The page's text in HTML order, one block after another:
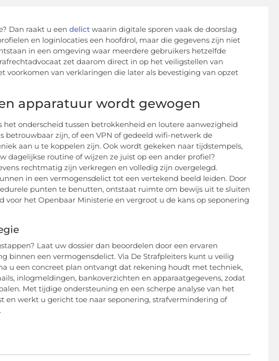
Dan raakt u een delict waarin digitale sporen vaak de doorslag
en loginlocaties een hoofdrol, maar die gegevens zijn niet
in een omgeving waar meerdere gebruikers hetzelfde
zet daarom direct in op het veiligstellen van
voorkomen van verklaringen die later als bevestiging van opzet
apparatuur wordt gewogen
onderscheid tussen betrokkenheid en loutere aanwezigheid
betrouwbaar zijn, of een VPN of gedeeld wifi-netwerk de
aan u te koppelen zijn. Ook wordt gekeken naar tijdstempels,
dagelijkse routine of wijzen ze juist op een ander profiel?
rechtmatig zijn verkregen en volledig zijn overgelegd.
in een vermogensdelict tot een vertekend beeld leiden. Door
punten te benutten, ontstaat ruimte om bewijs uit te sluiten
voor het Openbaar Ministerie en vergroot u de kans op seponering
Laat uw dossier dan beoordelen door een ervaren
binnen een vermogensdelict. Via De Strafpleiters kunt u veilig
u een concreet plan ontvangt dat rekening houdt met techniek,
inlogmeldingen, bankoverzichten en apparaatgegevens, zodat
Met tijdige ondersteuning en een scherpe analyse van het
en werkt u gericht toe naar seponering, strafvermindering of